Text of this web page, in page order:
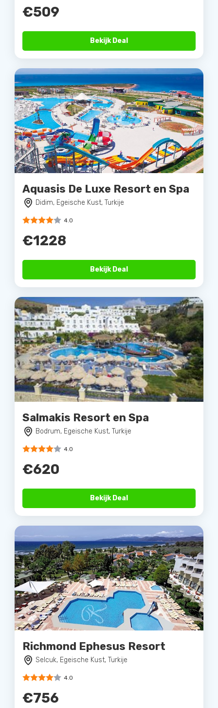
€509
Bekijk Deal
Aquasis De Luxe Resort en Spa
Didim, Egeische Kust, Turkije
4.0
€1228
Bekijk Deal
Salmakis Resort en Spa
Bodrum, Egeische Kust, Turkije
4.0
€620
Bekijk Deal
Richmond Ephesus Resort
Selcuk, Egeische Kust, Turkije
4.0
€756